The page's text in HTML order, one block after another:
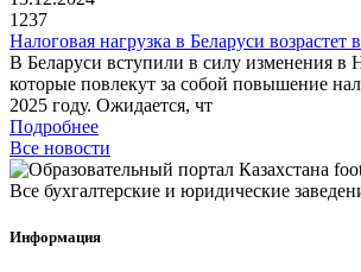
1237
Налоговая нагрузка в Беларуси возрастет
В Беларуси вступили в силу изменения в
которые повлекут за собой повышение
2025 году. Ожидается, чт
Подробнее
Все новости
Все бухгалтерские и юридические
Информация